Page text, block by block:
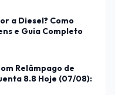
a Diesel? Como
e Guia Completo
Relâmpago de
8.8 Hoje (07/08):